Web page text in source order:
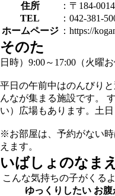
住所
：〒184-
TEL
：042-381-
ホームページ ：https://
そのた
日時）9:00～17:00（火曜お
平日の午前中はのんびり
んなが集まる施設です。
い）広場もあります。土日
※お部屋は、予約がない
えます。
いばしょのなまえ
こんな気持ちの子がくるよ
ゆっくりしたい お腹